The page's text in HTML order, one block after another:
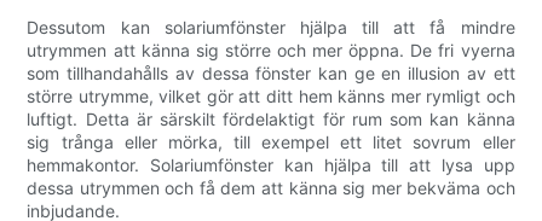
Dessutom kan solariumfönster hjälpa till att få mindre
utrymmen att känna sig större och mer öppna. De fri vyerna
som tillhandahålls av dessa fönster kan ge en illusion av ett
större utrymme, vilket gör att ditt hem känns mer rymligt och
luftigt. Detta är särskilt fördelaktigt för rum som kan känna
sig trånga eller mörka, till exempel ett litet sovrum eller
hemmakontor. Solariumfönster kan hjälpa till att lysa upp
dessa utrymmen och få dem att känna sig mer bekväma och
inbjudande.